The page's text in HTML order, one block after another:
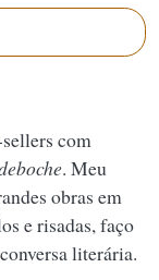
com
. Meu
obras em
e risadas, faço
literária.